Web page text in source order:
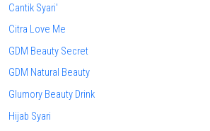
Cantik Syari'
Citra Love Me
GDM Beauty Secret
GDM Natural Beauty
Glumory Beauty Drink
Hijab Syari